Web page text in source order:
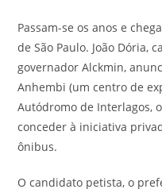
Passam-se os anos e
de São Paulo. João Dória,
governador Alckmin,
Anhembi (um centro de
Autódromo de Interlagos,
conceder à iniciativa
ônibus.
O candidato petista, o